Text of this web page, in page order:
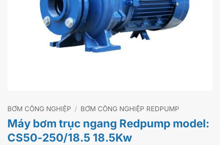
BƠM CÔNG NGHIỆP / BƠM CÔNG NGHIỆP REDPUMP
Máy bơm trục ngang Redpump model:
CS50-250/18.5 18.5Kw